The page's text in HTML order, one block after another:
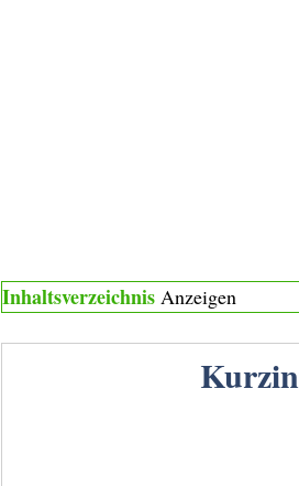
Inhaltsverzeichnis Anzeigen